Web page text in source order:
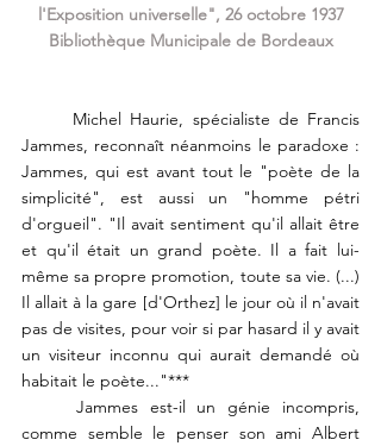
l'Exposition universelle", 26 octobre 1937
Bibliothèque Municipale de Bordeaux
Jammes, reconnaît néanmoins le paradoxe :
Jammes, qui est avant tout le "poète de la
simplicité", est aussi un "homme pétri
d'orgueil". "Il avait sentiment qu'il allait être
et qu'il était un grand poète. Il a fait lui-
même sa propre promotion, toute sa vie. (...)
Il allait à la gare [d'Orthez] le jour où il n'avait
pas de visites, pour voir si par hasard il y avait
un visiteur inconnu qui aurait demandé où
habitait le poète..."***
comme semble le penser son ami Albert